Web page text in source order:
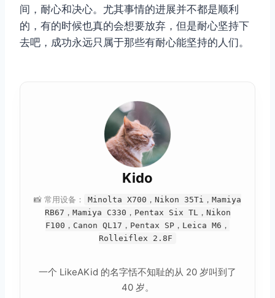
间，耐心和决心。尤其事情的进展并不都是顺利
的，有的时候也真的会想要放弃，但是耐心坚持下
去吧，成功永远只属于那些有耐心能坚持的人们。
Kido
📸 常用设备：
Minolta X700，Nikon 35Ti，Mamiya
RB67，Mamiya C330，Pentax Six TL，Nikon
F100，Canon QL17，Pentax SP，Leica M6，
Rolleiflex 2.8F
一个 LikeAKid 的名字恬不知耻的从 20 岁叫到了
40 岁。